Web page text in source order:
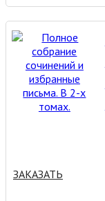
ЗАКАЗАТЬ